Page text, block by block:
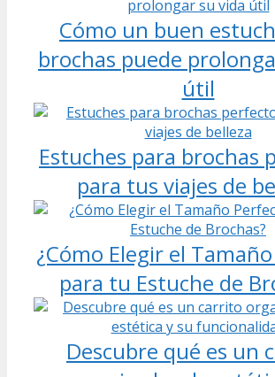
Cómo un buen
brochas puede
útil
Estuches para brochas
para tus viajes de
¿Cómo Elegir el
para tu Estuche de
Descubre qué es un